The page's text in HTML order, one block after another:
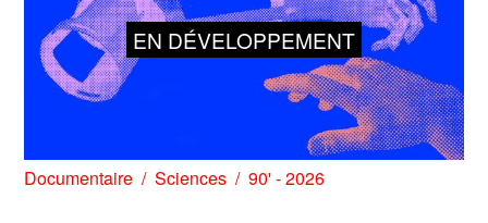
EN DÉVELOPPEMENT
Documentaire Sciences 90' - 2026